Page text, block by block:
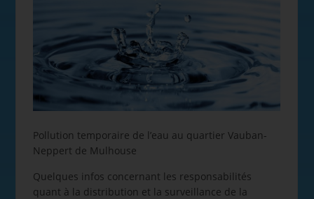
Pollution temporaire de l’eau au quartier Vauban-
Neppert de Mulhouse
Quelques infos concernant les responsabilités
quant à la distribution et la surveillance de la